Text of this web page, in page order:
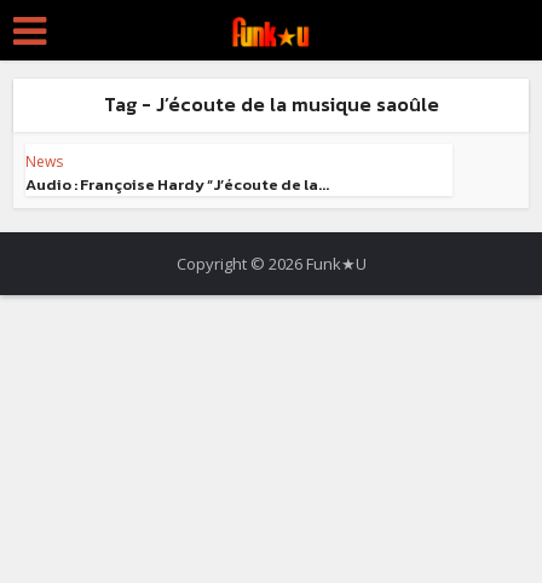
Tag - J’écoute de la musique saoûle
News
Audio : Françoise Hardy “J’écoute de la...
Copyright © 2026 Funk★U